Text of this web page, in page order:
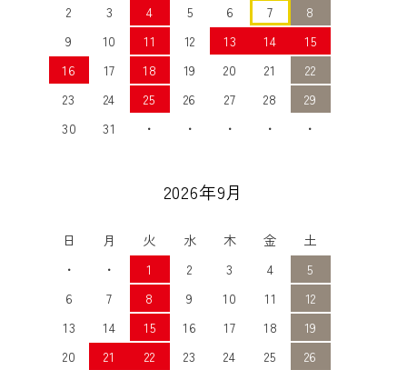
2
3 4 5 6 7
8
9
10 11 12 13 14
15
16
17 18 19 20 21
22
23
24 25 26 27 28
29
30
31 ・ ・ ・ ・ ・
2026年9月
日 月 火 水 木 金
土
・
・ 1 2 3 4
5
6
7 8 9 10 11
12
13
14 15 16 17 18
19
20
21 22 23 24 25
26